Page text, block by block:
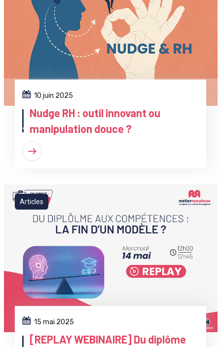
10 juin 2025
Nudge RH : outil innovant ou
manipulation douce ?
Articles
15 mai 2025
[REPLAY WEBINAIRE] Du diplôme